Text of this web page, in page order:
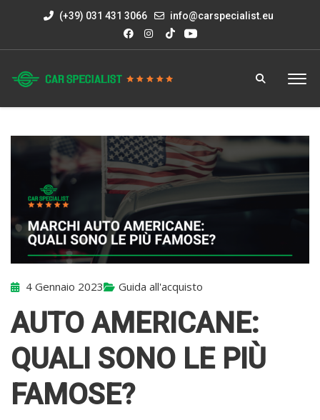
(+39) 031 431 3066 info@carspecialist.eu
4 Gennaio 2023 Guida all'acquisto
AUTO AMERICANE:
QUALI SONO LE PIÙ
FAMOSE?